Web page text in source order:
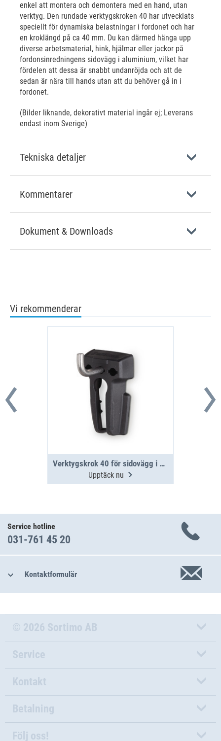
enkel att montera och demontera med en hand, utan
verktyg. Den rundade verktygskroken 40 har utvecklats
speciellt för dynamiska belastningar i fordonet och har
en kroklängd på ca 40 mm. Du kan därmed hänga upp
diverse arbetsmaterial, hink, hjälmar eller jackor på
fordonsinredningens sidovägg i aluminium, vilket har
fördelen att dessa är snabbt undanröjda och att de
sedan är nära till hands utan att du behöver gå in i
fordonet.
(Bilder liknande, dekorativt material ingår ej; Leverans
endast inom Sverige)
Tekniska detaljer
Kommentarer
Dokument & Downloads
Vi rekommenderar
Verktygskrok 40 för sidovägg i aluminium
Upptäck nu
Service hotline
031-761 45 20
Kontaktformulär
© 2026 Sortimo AB
Service
Kontakt
Betalning
Följ oss!